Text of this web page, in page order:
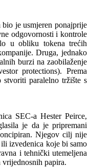
je usmjeren ponajprije
odgovornosti i kontrole
u obliku tokena trećih
Druga, jednako
burzi na zaobilaženje
protections). Prema
paralelno tržište s
SEC-a Hester Peirce,
je da je pripremani
Njegov cilj nije
izvedenica koje bi samo
i tehnički utemeljena
vrijednosnih papira.